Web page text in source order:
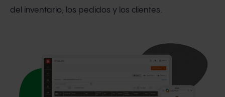
del inventario, los pedidos y los clientes.